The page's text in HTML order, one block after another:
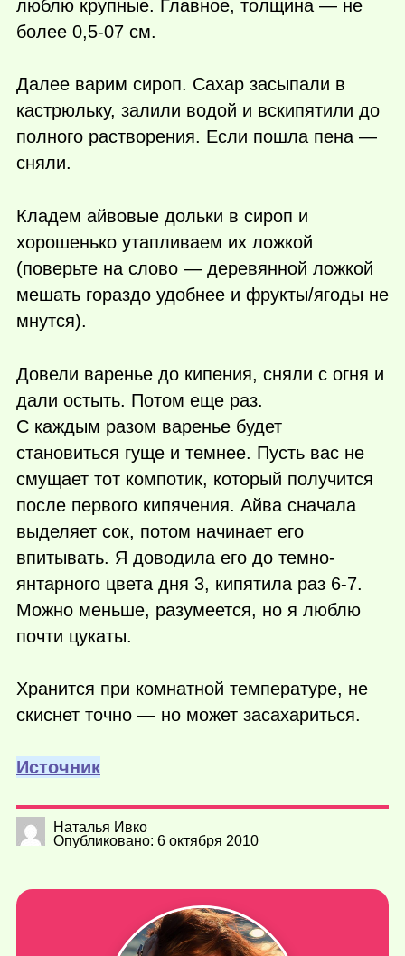
люблю крупные. Главное, толщина — не
более 0,5-07 см.
Далее варим сироп. Сахар засыпали в
кастрюльку, залили водой и вскипятили до
полного растворения. Если пошла пена —
сняли.
Кладем айвовые дольки в сироп и
хорошенько утапливаем их ложкой
(поверьте на слово — деревянной ложкой
мешать гораздо удобнее и фрукты/ягоды не
мнутся).
Довели варенье до кипения, сняли с огня и
дали остыть. Потом еще раз.
С каждым разом варенье будет
становиться гуще и темнее. Пусть вас не
смущает тот компотик, который получится
после первого кипячения. Айва сначала
выделяет сок, потом начинает его
впитывать. Я доводила его до темно-
янтарного цвета дня 3, кипятила раз 6-7.
Можно меньше, разумеется, но я люблю
почти цукаты.
Хранится при комнатной температуре, не
скиснет точно — но может засахариться.
Источник
Наталья Ивко
Опубликовано: 6 октября 2010